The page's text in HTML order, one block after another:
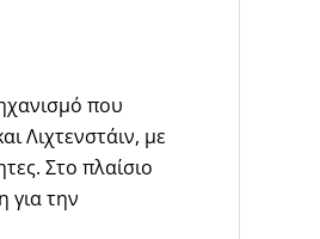
που
Λιχτενστάιν, με
Στο πλαίσιο
για την